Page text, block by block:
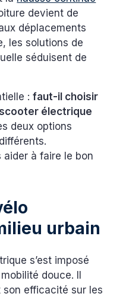
devient de
déplacements
les solutions de
séduisent de
:faut-il choisir
électrique
deux options
aider à faire le bon
urbain
s’est imposé
douce. Il
efficacité sur les